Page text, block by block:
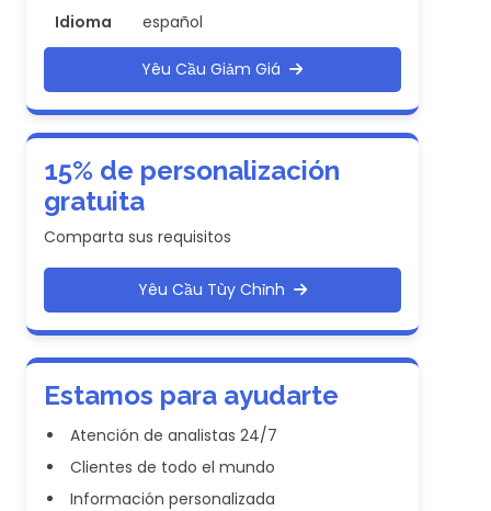
Idioma
español
Yêu Cầu Giảm Giá
15% de personalización
gratuita
Comparta sus requisitos
Yêu Cầu Tùy Chỉnh
Estamos para ayudarte
Atención de analistas 24/7
Clientes de todo el mundo
Información personalizada